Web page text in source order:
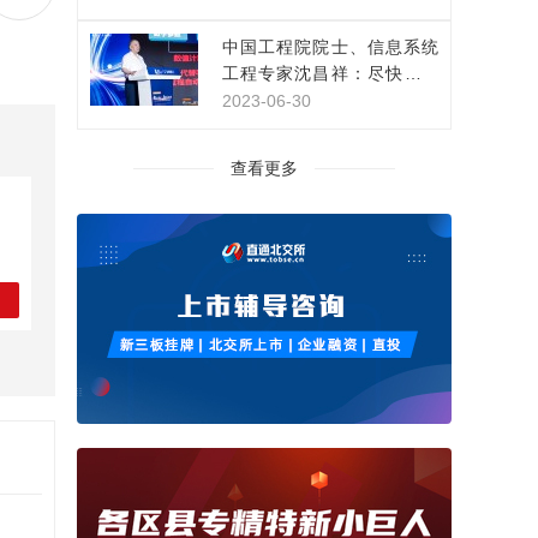
中国工程院院士、信息系统
工程专家沈昌祥：尽快构建
网络安全主动免疫保障体系
2023-06-30
查看更多